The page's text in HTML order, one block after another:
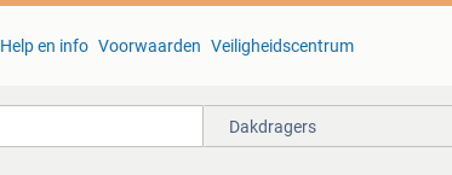
Help en info Voorwaarden Veiligheidscentrum
Dakdragers